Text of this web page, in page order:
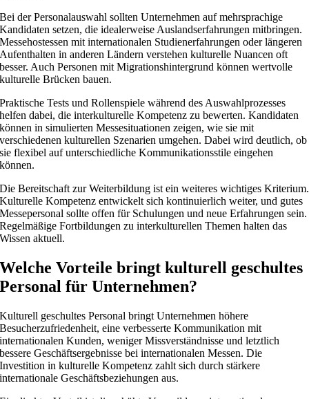
Bei der Personalauswahl sollten Unternehmen auf mehrsprachige
Kandidaten setzen, die idealerweise Auslandserfahrungen mitbringen.
Messehostessen mit internationalen Studienerfahrungen oder längeren
Aufenthalten in anderen Ländern verstehen kulturelle Nuancen oft
besser. Auch Personen mit Migrationshintergrund können wertvolle
kulturelle Brücken bauen.
Praktische Tests und Rollenspiele während des Auswahlprozesses
helfen dabei, die interkulturelle Kompetenz zu bewerten. Kandidaten
können in simulierten Messesituationen zeigen, wie sie mit
verschiedenen kulturellen Szenarien umgehen. Dabei wird deutlich, ob
sie flexibel auf unterschiedliche Kommunikationsstile eingehen
können.
Die Bereitschaft zur Weiterbildung ist ein weiteres wichtiges Kriterium.
Kulturelle Kompetenz entwickelt sich kontinuierlich weiter, und gutes
Messepersonal sollte offen für Schulungen und neue Erfahrungen sein.
Regelmäßige Fortbildungen zu interkulturellen Themen halten das
Wissen aktuell.
Welche Vorteile bringt kulturell geschultes
Personal für Unternehmen?
Kulturell geschultes Personal bringt Unternehmen höhere
Besucherzufriedenheit, eine verbesserte Kommunikation mit
internationalen Kunden, weniger Missverständnisse und letztlich
bessere Geschäftsergebnisse bei internationalen Messen. Die
Investition in kulturelle Kompetenz zahlt sich durch stärkere
internationale Geschäftsbeziehungen aus.